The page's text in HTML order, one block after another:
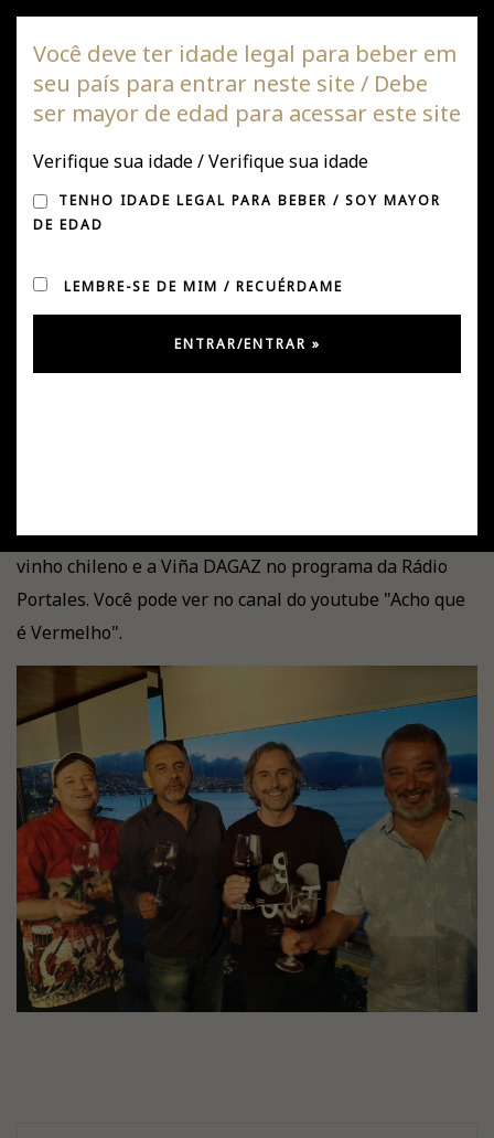
Vinha DAGAZ
de
“ACHO QUE DEPOIS É O
TINTO”, PROGRAMA DA
RÁDIO PORTALES
Um bom momento conversando com amigos sobre o
vinho chileno e a Viña DAGAZ no programa da Rádio
Portales. Você pode ver no canal do youtube "Acho que
é Vermelho".
Você deve ter idade legal para beber em
seu país para entrar neste site / Debe
ser mayor de edad para acessar este site
Verifique sua idade / Verifique sua idade
TENHO IDADE LEGAL PARA BEBER / SOY MAYOR
DE EDAD
LEMBRE-SE DE MIM / RECUÉRDAME